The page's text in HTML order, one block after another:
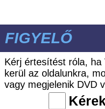
FIGYELŐ
Kérj értesítést róla, ha
kerül az oldalunkra,
vagy megjelenik DVD